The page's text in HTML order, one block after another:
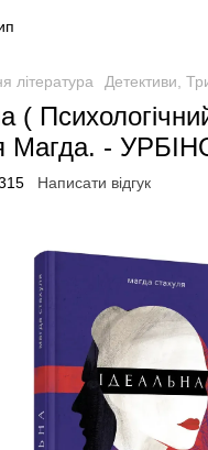
література Детективи,
(
Магда. -
Написати відгук